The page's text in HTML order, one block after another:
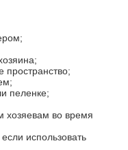
пеленке;
хозяевам во время
использовать